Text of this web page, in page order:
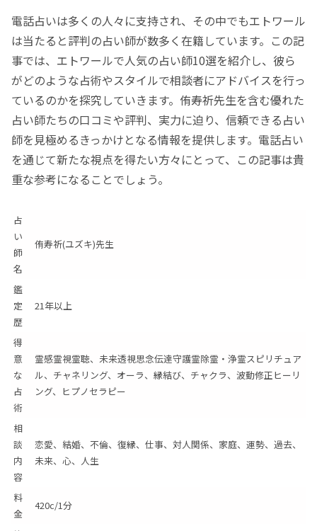
電話占いは多くの人々に支持され、その中でもエトワール
は当たると評判の占い師が数多く在籍しています。この記
事では、エトワールで人気の占い師10選を紹介し、彼ら
がどのような占術やスタイルで相談者にアドバイスを行っ
ているのかを探究していきます。侑寿祈先生を含む優れた
占い師たちの口コミや評判、実力に迫り、信頼できる占い
師を見極めるきっかけとなる情報を提供します。電話占い
を通じて新たな視点を得たい方々にとって、この記事は貴
重な参考になることでしょう。
占
い
師
名
侑寿祈(ユズキ)先生
鑑
定
歴
21年以上
得
意
な
占
術
霊感霊視霊聴、未来透視思念伝達守護霊除霊・浄霊スピリチュア
ル、チャネリング、オーラ、縁結び、チャクラ、波動修正ヒーリ
ング、ヒプノセラピー
相
談
内
容
恋愛、結婚、不倫、復縁、仕事、対人関係、家庭、運勢、過去、
未来、心、人生
料
金
420c/1分